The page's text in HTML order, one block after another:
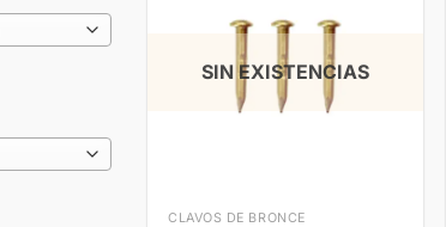
SIN EXISTENCIAS
CLAVOS DE BRONCE